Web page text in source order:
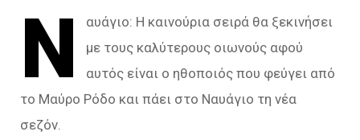
Ν
αυάγιο: Η καινούρια σειρά θα ξεκινήσει
με τους καλύτερους οιωνούς αφού
αυτός είναι ο ηθοποιός που φεύγει από
το Μαύρο Ρόδο και πάει στο Ναυάγιο τη νέα
σεζόν.